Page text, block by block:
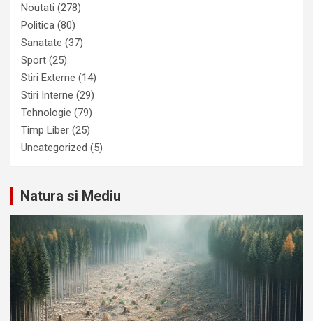
Noutati (278)
Politica (80)
Sanatate (37)
Sport (25)
Stiri Externe (14)
Stiri Interne (29)
Tehnologie (79)
Timp Liber (25)
Uncategorized (5)
Natura si Mediu